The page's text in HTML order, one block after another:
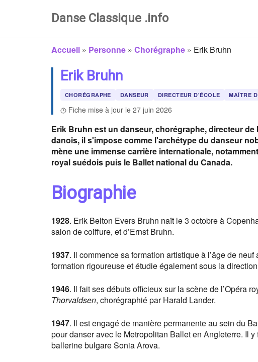
Danse Classique .info
Accueil » Personne » Chorégraphe » Erik Bruhn
Erik Bruhn
CHORÉGRAPHE DANSEUR DIRECTEUR D'ÉCOLE MAÎTRE
Fiche mise à jour le 27 juin 2026
Erik Bruhn est un danseur, chorégraphe, directeur
danois, il s'impose comme l'archétype du danseur
mène une immense carrière internationale,
royal suédois puis le Ballet national du Canada.
Biographie
1928. Erik Belton Evers Bruhn naît le 3 octobre à
salon de coiffure, et d’Ernst Bruhn.
1937. Il commence sa formation artistique à l’âge de
formation rigoureuse et étudie également sous la
1946. Il fait ses débuts officieux sur la scène de l’Opéra
Thorvaldsen, chorégraphié par Harald Lander.
1947. Il est engagé de manière permanente au sein du
pour danser avec le Metropolitan Ballet en Angleterre. Il
ballerine bulgare Sonia Arova.